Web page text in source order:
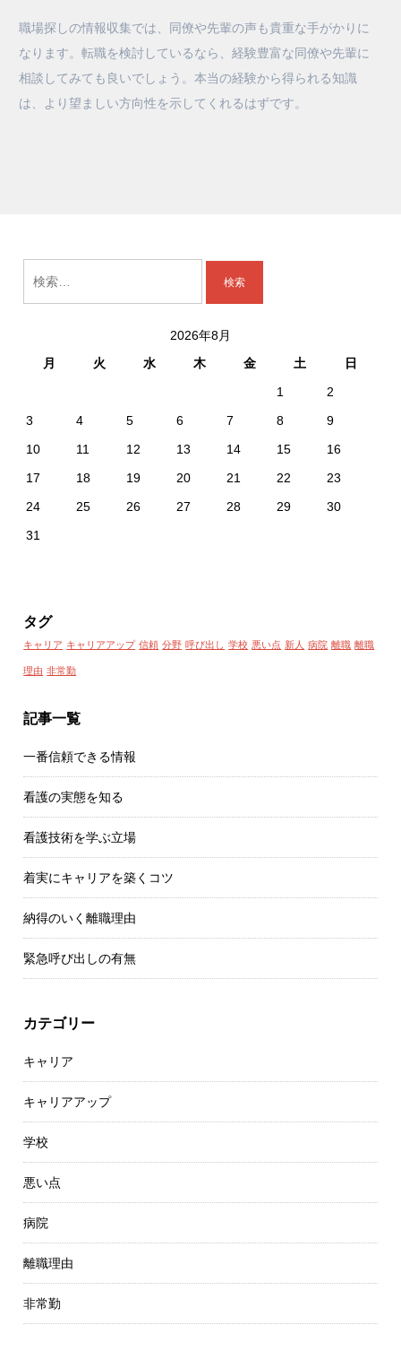
職場探しの情報収集では、同僚や先輩の声も貴重な手がかりに
なります。転職を検討しているなら、経験豊富な同僚や先輩に
相談してみても良いでしょう。本当の経験から得られる知識
は、より望ましい方向性を示してくれるはずです。
2026年8月
月
火 水 木 金 土
日
1
2
3
4 5 6 7 8
9
10
11 12 13 14 15
16
17
18 19 20 21 22
23
24
25 26 27 28 29
30
31
タグ
キャリア キャリアアップ 信頼 分野 呼び出し 学校 悪い点 新人 病院 離職 離職
理由 非常勤
記事一覧
一番信頼できる情報
看護の実態を知る
看護技術を学ぶ立場
着実にキャリアを築くコツ
納得のいく離職理由
緊急呼び出しの有無
カテゴリー
キャリア
キャリアアップ
学校
悪い点
病院
離職理由
非常勤